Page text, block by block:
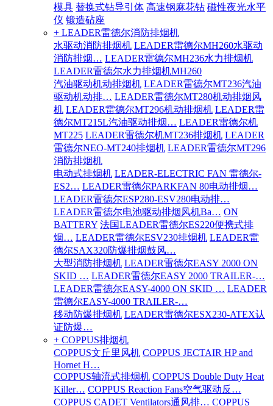
模具 替换式钻导引体 高速钢麻花钻 磁性夜光水平
仪 锻造砧座
+ LEADER雷德尔消防排烟机
水驱动消防排烟机 LEADER雷德尔MH260水驱动
消防排烟… LEADER雷德尔MH236水力排烟机
LEADER雷德尔水力排烟机MH260
汽油驱动机动排烟机 LEADER雷德尔MT236汽油
驱动机动排… LEADER雷德尔MT280机动排烟风
机 LEADER雷德尔MT296机动排烟机 LEADER雷
德尔MT215L汽油驱动排烟… LEADER雷德尔机
MT225 LEADER雷德尔机MT236排烟机 LEADER
雷德尔NEO-MT240排烟机 LEADER雷德尔MT296
消防排烟机
电动式排烟机 LEADER-ELECTRIC FAN 雷德尔-
ES2… LEADER雷德尔PARKFAN 80电动排烟…
LEADER雷德尔ESP280-ESV280电动排…
LEADER雷德尔电池驱动排烟风机Ba… ON
BATTERY 法国LEADER雷德尔ES220便携式排
烟… LEADER雷德尔ESV230排烟机 LEADER雷
德尔SAX320防爆排烟鼓风…
大型消防排烟机 LEADER雷德尔EASY 2000 ON
SKID … LEADER雷德尔EASY 2000 TRAILER-…
LEADER雷德尔EASY-4000 ON SKID … LEADER
雷德尔EASY-4000 TRAILER-…
移动防爆排烟机 LEADER雷德尔ESX230-ATEX认
证防爆…
+ COPPUS排烟机
COPPUS文丘里风机 COPPUS JECTAIR HP and
Hornet H…
COPPUS轴流式排烟机 COPPUS Double Duty Heat
Killer… COPPUS Reaction Fans空气驱动反…
COPPUS CADET Ventilators通风排… COPPUS